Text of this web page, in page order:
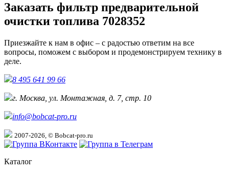
Заказать фильтр предварительной
очистки топлива 7028352
Приезжайте к нам в офис – с радостью ответим на все
вопросы, поможем с выбором и продемонстрируем технику в
деле.
8 495 641 99 66
г. Москва, ул. Монтажная, д. 7, стр. 10
info@bobcat-pro.ru
2007-2026, © Bobcat-pro.ru
Каталог